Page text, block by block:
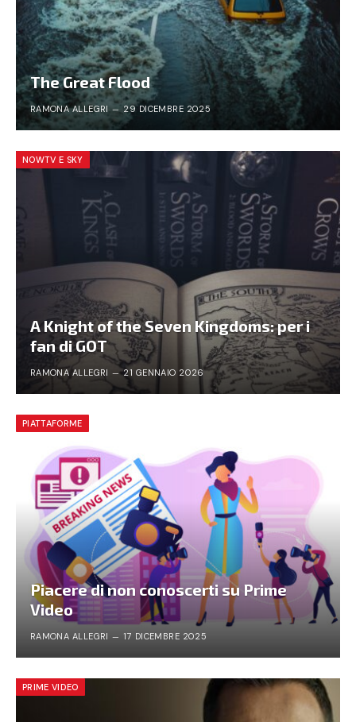
The Great Flood
RAMONA ALLEGRI 29 DICEMBRE 2025
NOWTV E SKY
A Knight of the Seven Kingdoms: per i
fan di GOT
RAMONA ALLEGRI 21 GENNAIO 2026
PIATTAFORME
Piacere di non conoscerti su Prime
Video
RAMONA ALLEGRI 17 DICEMBRE 2025
PRIME VIDEO